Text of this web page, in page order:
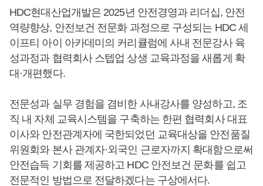
HDC현대산업개발은 2025년 안전경영과 리더십, 안전
역량향상, 안전보건 전문화 과정으로 구성되는 HDC 세
이프티 아이 아카데미의 커리큘럼에 사내 전문강사 육
성과정과 협력회사 스텝업 상생 교육과정을 새롭게 확
대·개편했다.
전문성과 실무 경험을 겸비한 사내강사를 양성하고, 조
직 내 자체 교육시스템을 구축하는 한편 협력회사 대표
이사와 안전관계자에 국한되었던 교육대상을 안전품질
위원회와 본사 관계자·외국인 근로자까지 확대함으로써
안전습득 기회를 제공하고 HDC 안전보건 문화를 쉽고
전문적인 방법으로 전달하겠다는 구상에서다.